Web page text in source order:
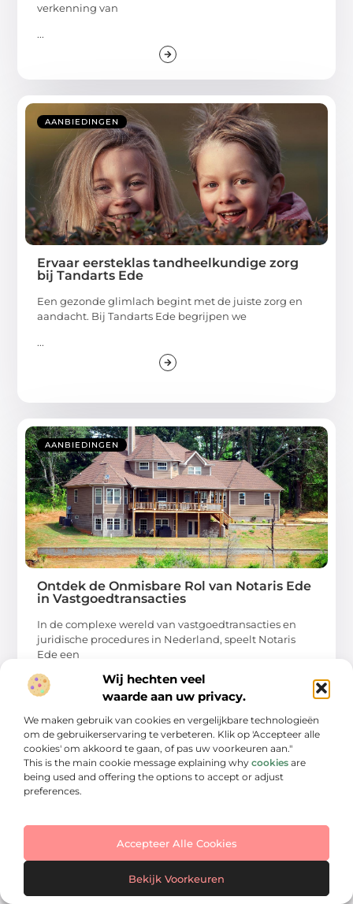
Wij hechten veel
waarde aan uw privacy.
We maken gebruik van cookies en vergelijkbare technologieën
om de gebruikerservaring te verbeteren. Klik op 'Accepteer alle
cookies' om akkoord te gaan, of pas uw voorkeuren aan."
This is the main cookie message explaining why cookies are
being used and offering the options to accept or adjust
preferences.
Accepteer Alle Cookies
Bekijk Voorkeuren
verkenning van
...
AANBIEDINGEN
Ervaar eersteklas tandheelkundige zorg
bij Tandarts Ede
Een gezonde glimlach begint met de juiste zorg en
aandacht. Bij Tandarts Ede begrijpen we
...
AANBIEDINGEN
Ontdek de Onmisbare Rol van Notaris Ede
in Vastgoedtransacties
In de complexe wereld van vastgoedtransacties en
juridische procedures in Nederland, speelt Notaris
Ede een
...
AANBIEDINGEN